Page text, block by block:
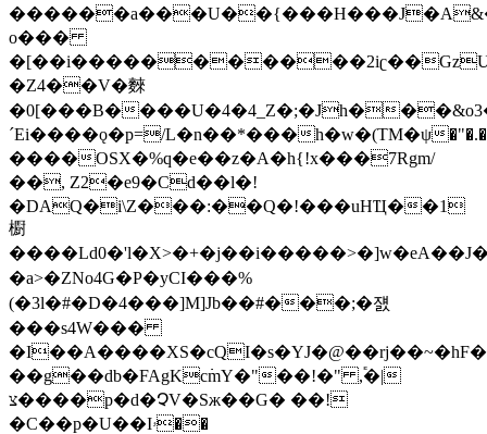
o���
�[��i�����������2iʗ��GzU
�Z4��V�麳
�0[���B����U�4�4_Z�;�Jh�
´Ei����ǫ�p=/L�n��*���h�w�(TM�ψ
����OSX�%q�e��z�A�h{!x���7Rgm/
��, Z2�e9�Cd��l�!
�DAQ�i\Z���:��Q�!���uHҴ��1
櫉
�a>�ZNo4G�P�yCI���%
(�3l�#�D�4���]M]Jb��#���;�쟰
���s4W���
��g��db�FAgKc߭mY�"��!�" ,֕�|
צ����p�d�ՉV�Sж��G� ��!
�C��p�U��Iۥ��